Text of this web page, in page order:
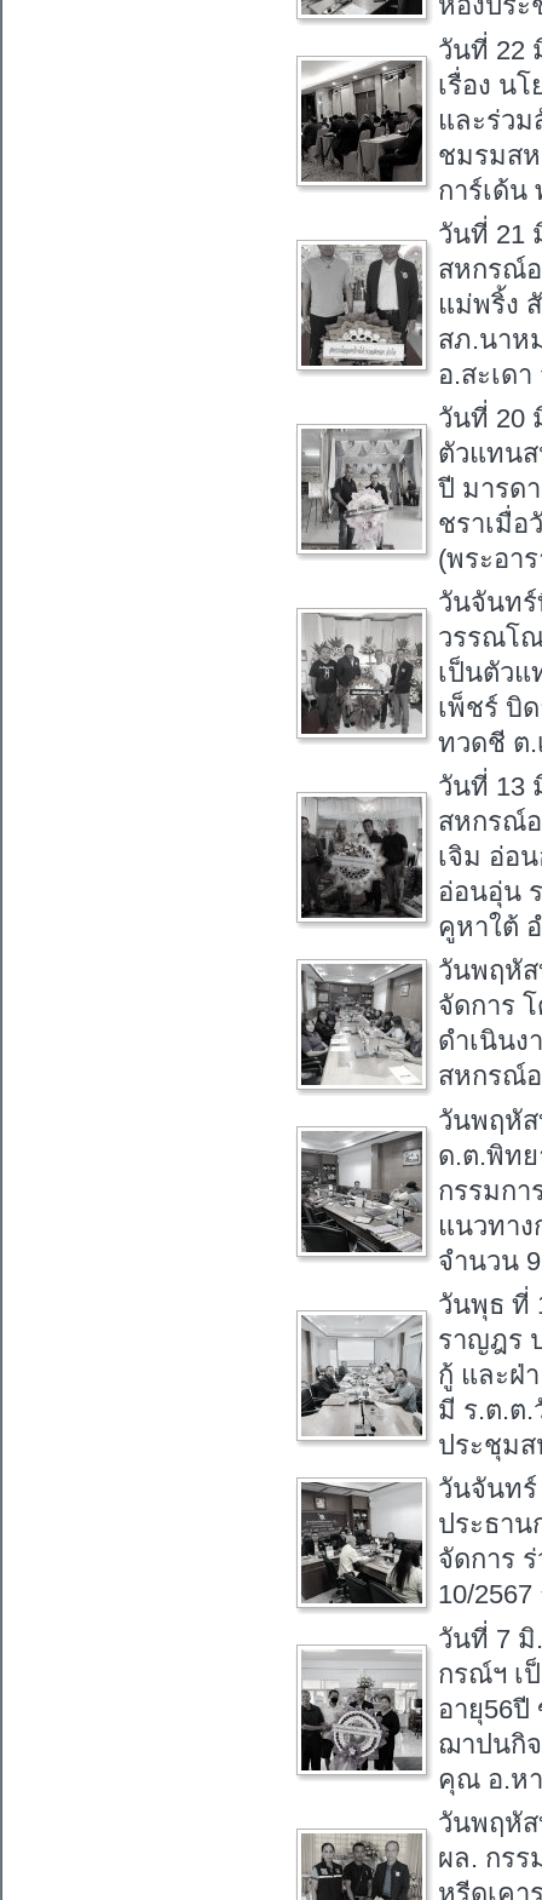
วันที่ 22
เรื่อง น
และร่ว
ชมรมส
การ์เด้น
วันที่ 21
สหกรณ์
แม่พริ้ง
สภ.นาห
อ.สะเด
วันที่ 20
ตัวแทน
ปี มารด
ชราเมื่อ
(พระอา
วันจันทร์
วรรณโ
เป็นตัว
เพ็ชร์ บิ
ทวดชี ต.
วันที่ 13
สหกรณ์
เจิม อ่อ
อ่อนอุ่น
คูหาใต้
วันพฤหัส
จัดการ
ดำเนิน
สหกรณ์
วันพฤหัส
ด.ต.พิท
กรรมกา
แนวทา
จำนวน
วันพุธ ที่
ราญฎร
กู้ และฝ่
มี ร.ต.ต.
ประชุม
วันจันทร์
ประธาน
จัดการ
10/
วันที่ 7 มิ
กรณ์ฯ เ
อายุ56ปี
ฌาปนกิจ
คุณ อ.ห
วันพฤหัส
ผล. กร
หรีดเคา